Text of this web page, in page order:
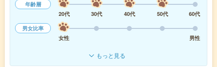
年齢層
20代
30代 40代 50代
60代
男女比率
女性
男性
もっと見る